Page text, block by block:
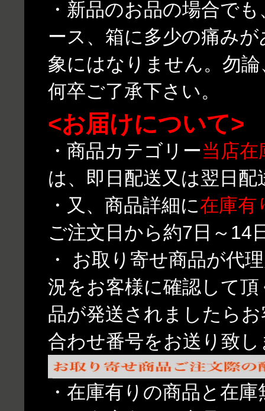
・新品のお品の場合で
ース、箱に多少の痛み
象にはなりません。勿
何卒ご了承下さい。
<お届けについて>
・商品カテゴリー当店在
は、即日配送又は翌日
・又、商品詳細に在庫有
ご注文日から約7日～14
・ お取り寄せ商品が代
況をお客様に確認して
品が発送されましたら
合わせ番号をお送り致し
・在庫有りの商品と在